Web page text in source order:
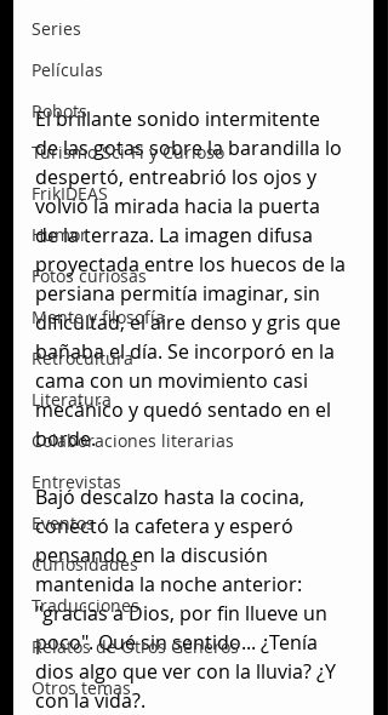
Series
Películas
Robots
Turismo Sci-Fi y Curioso
FrikIDEAS
Humor
Fotos curiosas
Mente y filosofía
Retrocultura
Literatura
Colaboraciones literarias
Entrevistas
Eventos
Curiosidades
Traducciones
Relatos de Otros Géneros
Otros temas
El brillante sonido intermitente
de las gotas sobre la barandilla lo
despertó, entreabrió los ojos y
volvió la mirada hacia la puerta
de la terraza. La imagen difusa
proyectada entre los huecos de la
persiana permitía imaginar, sin
dificultad, el aire denso y gris que
bañaba el día. Se incorporó en la
cama con un movimiento casi
mecánico y quedó sentado en el
borde.
Bajó descalzo hasta la cocina,
conectó la cafetera y esperó
pensando en la discusión
mantenida la noche anterior:
"gracias a Dios, por fin llueve un
poco". Qué sin sentido... ¿Tenía
dios algo que ver con la lluvia? ¿Y
con la vida?.